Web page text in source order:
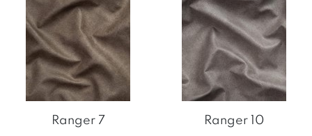
Ranger 7 Ranger 10